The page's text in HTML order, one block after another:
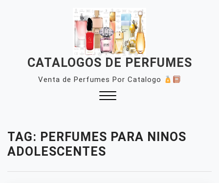
CATALOGOS DE PERFUMES
Venta de Perfumes Por Catalogo
TAG: PERFUMES PARA NINOS
ADOLESCENTES